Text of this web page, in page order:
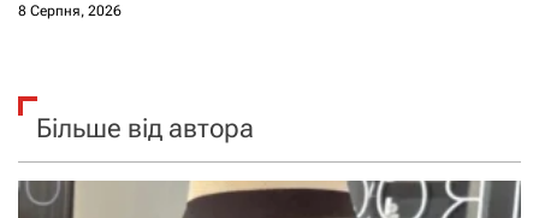
8 Серпня, 2026
Більше від автора